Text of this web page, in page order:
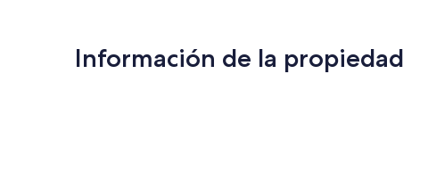
Información de la propiedad